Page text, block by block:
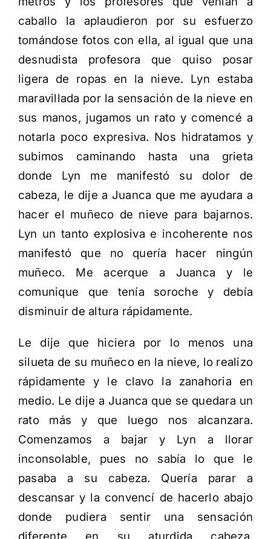
caballo la aplaudieron por su esfuerzo
tomándose fotos con ella, al igual que una
desnudista profesora que quiso posar
ligera de ropas en la nieve. Lyn estaba
maravillada por la sensación de la nieve en
sus manos, jugamos un rato y comencé a
notarla poco expresiva. Nos hidratamos y
subimos caminando hasta una grieta
donde Lyn me manifestó su dolor de
cabeza, le dije a Juanca que me ayudara a
hacer el muñeco de nieve para bajarnos.
Lyn un tanto explosiva e incoherente nos
manifestó que no quería hacer ningún
muñeco. Me acerque a Juanca y le
comunique que tenía soroche y debía
disminuir de altura rápidamente.
Le dije que hiciera por lo menos una
silueta de su muñeco en la nieve, lo realizo
rápidamente y le clavo la zanahoria en
medio. Le dije a Juanca que se quedara un
rato más y que luego nos alcanzara.
Comenzamos a bajar y Lyn a llorar
inconsolable, pues no sabía lo que le
pasaba a su cabeza. Quería parar a
descansar y la convencí de hacerlo abajo
donde pudiera sentir una sensación
diferente en su aturdida cabeza.